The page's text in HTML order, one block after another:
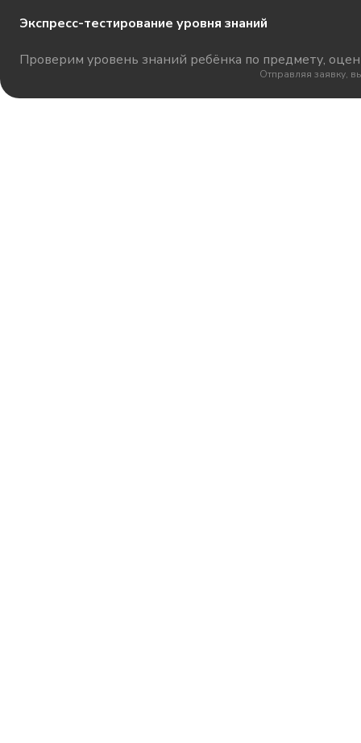
Экспресс-тестирование уровня знаний
Проверим уровень знаний ребёнка по предмету,
Отправляя заявку,